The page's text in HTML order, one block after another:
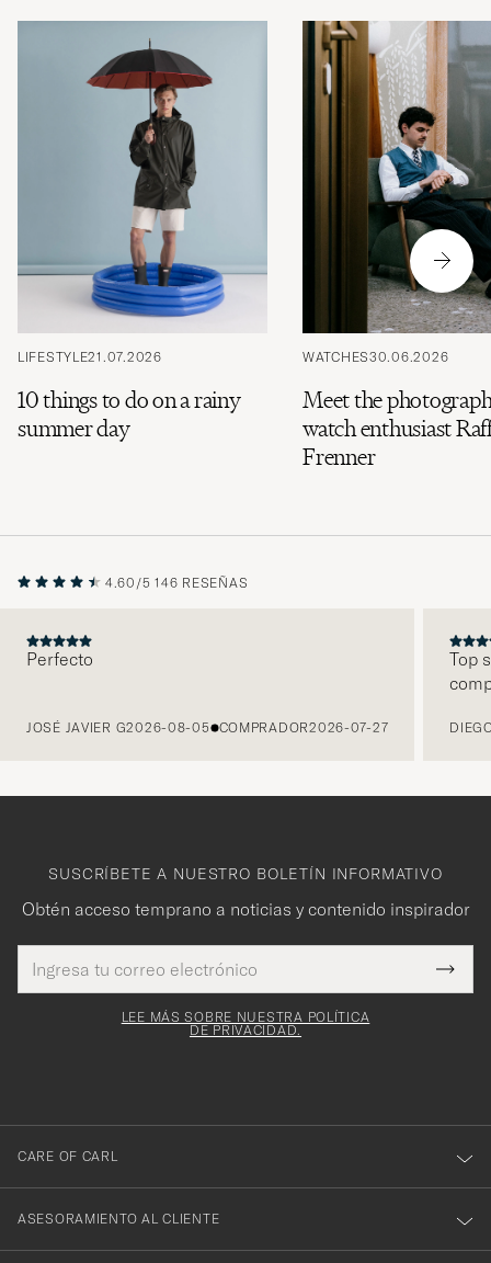
LIFESTYLE21.07.2026
10 things to do on a rainy
summer day
WATCHES30.06.2026
Meet the
watch enthusiast
Frenner
4.60/5 146 RESEÑAS
Perfecto
JOSÉ JAVIER G2026-08-05 COMPRADOR2026-07-27
Top
SUSCRÍBETE A NUESTRO BOLETÍN INFORMATIVO
Obtén acceso temprano a noticias y contenido inspirador
de
correo
Este
es
¡Gracias
por
suscribirte
boletín!
LEE MÁS SOBRE NUESTRA POLÍTICA
DE PRIVACIDAD.
CARE OF CARL
ASESORAMIENTO AL CLIENTE